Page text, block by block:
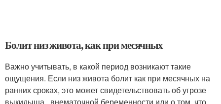
Болит низ живота, как при месячных
Важно учитывать, в какой период возникают такие
ощущения. Если низ живота болит как при месячных на
ранних сроках, это может свидетельствовать об угрозе